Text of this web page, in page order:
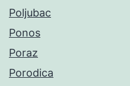
Poljubac
Ponos
Poraz
Porodica